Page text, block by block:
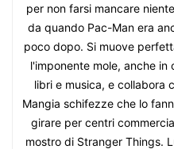
per non farsi mancare
da quando Pac-Man era
poco dopo. Si muove
l'imponente mole, anche in
libri e musica, e collabora
Mangia schifezze che lo
girare per centri
mostro di Stranger Things.